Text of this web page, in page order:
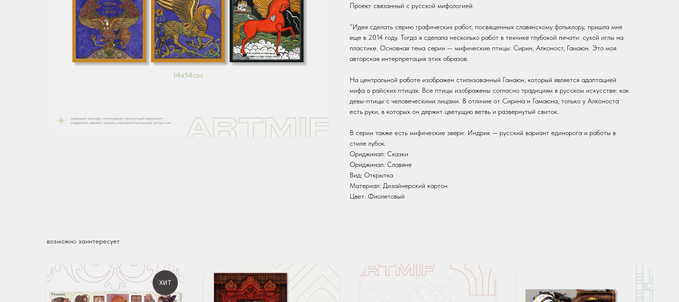
Проект связанный с русской мифологией:
"Идея сделать серию графических работ, посвященных славянскому фольклору, пришла мне
еще в 2014 году. Тогда я сделала несколько работ в технике глубокой печати: сухой иглы на
пластике. Основная тема серии — мифические птицы: Сирин, Алконост, Гамаюн. Это моя
авторская интерпретация этих образов.
На центральной работе изображен стилизованный Гамаюн, который является адаптацией
мифа о райских птицах. Все птицы изображены согласно традициям в русском искусстве: как
девы-птицы с человеческими лицами. В отличие от Сирина и Гамаюна, только у Алконоста
есть руки, в которых он держит цветущую ветвь и развернутый свиток.
В серии также есть мифические звери: Индрик — русский вариант единорога и работы в
стиле лубок.
Ориджинал: Сказки
Ориджинал: Славяне
Вид: Открытка
Материал: Дизайнерский картон
Цвет: Фиолетовый
возможно заинтересует
ХИТ